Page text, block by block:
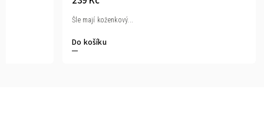
Do košíku
Šle mají koženkový...